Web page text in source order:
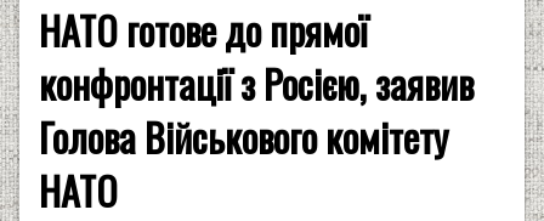
НАТО готове до прямої
конфронтації з Росією, заявив
Голова Військового комітету
НАТО